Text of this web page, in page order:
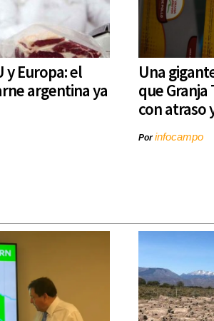
y Europa: el
argentina ya
Una
que Granja
con atraso
Porinfocampo